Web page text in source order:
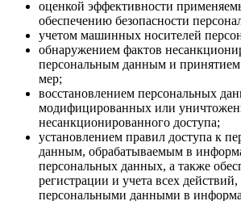
оценкой эффективности
обеспечению безопасности
учетом машинных носителей
обнаружением фактов
персональным данным и
мер;
восстановлением персональных
модифицированных или
несанкционированного доступа;
установлением правил доступа к
данным, обрабатываемым в
персональных данных, а также
регистрации и учета всех
персональными данными в